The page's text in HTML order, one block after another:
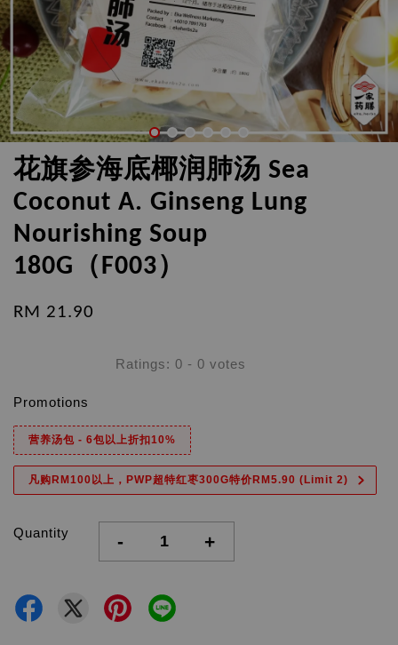
花旗参海底椰润肺汤 Sea
Coconut A. Ginseng Lung
Nourishing Soup
180G（F003）
RM 21.90
Ratings: 0 - 0 votes
Promotions
营养汤包 - 6包以上折扣10%
凡购RM100以上，PWP超特红枣300G特价RM5.90 (Limit 2)
Quantity - +